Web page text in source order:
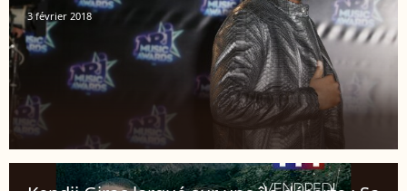
3 février 2018